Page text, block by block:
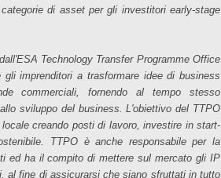
di asset per gli investitori early-stage
Technology Transfer Programme Office
imprenditori a trasformare idee di business
commerciali, fornendo al tempo stesso
sviluppo del business. L'obiettivo del TTPO
creando posti di lavoro, investire in start-
TTPO è anche responsabile per la
ed ha il compito di mettere sul mercato gli IP
al fine di assicurarsi che siano sfruttati in tutto